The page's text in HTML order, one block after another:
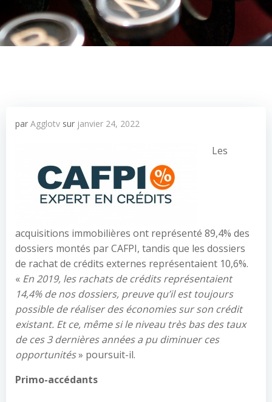
par Agglotv sur janvier 24, 2022
Les
acquisitions immobilières ont représenté 89,4% des
dossiers montés par CAFPI, tandis que les dossiers
de rachat de crédits externes représentaient 10,6%.
« En 2019, les rachats de crédits représentaient
14,4% de nos dossiers, preuve qu’il est toujours
possible de réaliser des économies sur son crédit
existant. Et ce, même si le niveau très bas des taux
de ces 3 dernières années a pu diminuer ces
opportunités» poursuit-il.
Primo-accédants